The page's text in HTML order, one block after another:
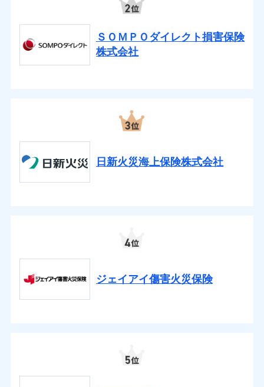
ＳＯＭＰＯダイレクト損害保険
株式会社
日新火災海上保険株式会社
ジェイアイ傷害火災保険